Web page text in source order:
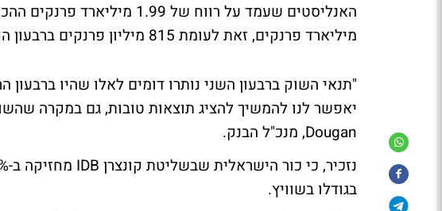
מיליארד פרנקים, זאת לעומת 815 מיליון פרנקים ברבעון הקודם.
"תנאי השוק ברבעון השני נותרו דומים לאלו שהיו
Dougan, מנכ"ל הבנק.
בגודלו בשוויץ.